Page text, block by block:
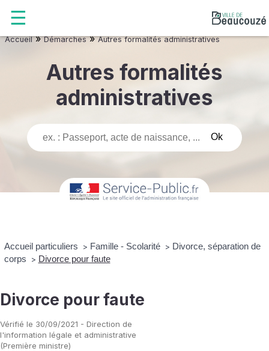
Accueil»Démarches»Autres formalités administratives
Autres formalités
administratives
Accueil particuliers > Famille - Scolarité > Divorce, séparation de
corps
> Divorce pour faute
Divorce pour faute
Vérifié le 30/09/2021 - Direction de
l'information légale et administrative
(Première ministre)